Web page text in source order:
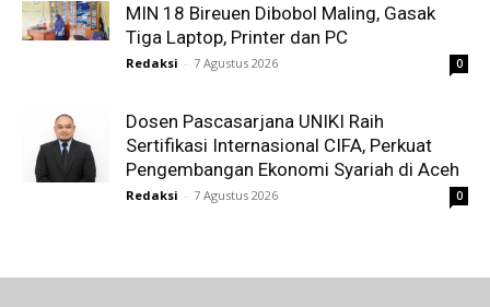
MIN 18 Bireuen Dibobol Maling, Gasak
Tiga Laptop, Printer dan PC
Redaksi - 7 Agustus 2026 0
Dosen Pascasarjana UNIKI Raih
Sertifikasi Internasional CIFA, Perkuat
Pengembangan Ekonomi Syariah di Aceh
Redaksi - 7 Agustus 2026 0